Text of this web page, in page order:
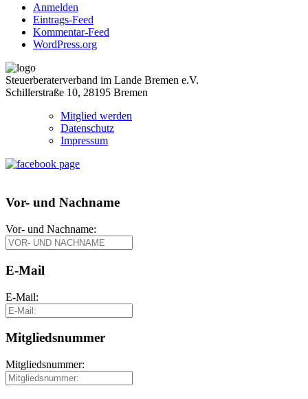
Anmelden
Eintrags-Feed
Kommentar-Feed
WordPress.org
Steuerberaterverband im Lande Bremen e.V.
Schillerstraße 10, 28195 Bremen
Mitglied werden
Datenschutz
Impressum
Vor- und Nachname
Vor- und Nachname:
E-Mail
E-Mail:
Mitgliedsnummer
Mitgliedsnummer: